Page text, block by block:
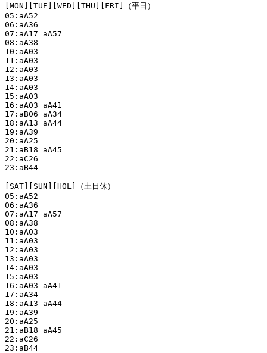
[MON][TUE][WED][THU][FRI]（平日）
05:aA52
06:aA36
07:aA17 aA57
08:aA38
10:aA03
11:aA03
12:aA03
13:aA03
14:aA03
15:aA03
16:aA03 aA41
17:aB06 aA34
18:aA13 aA44
19:aA39
20:aA25
21:aB18 aA45
22:aC26
23:aB44
[SAT][SUN][HOL]（土日休）
05:aA52
06:aA36
07:aA17 aA57
08:aA38
10:aA03
11:aA03
12:aA03
13:aA03
14:aA03
15:aA03
16:aA03 aA41
17:aA34
18:aA13 aA44
19:aA39
20:aA25
21:aB18 aA45
22:aC26
23:aB44